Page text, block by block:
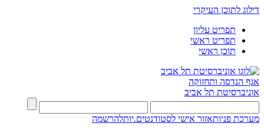
דילוג לתוכן העיקרי
תפריט עליון
תפריט ראשי
תוכן ראשי
אגף הנדסה ותחזוקה
אוניברסיטת תל אביב
מערכת פניותאזור אישי לסטודנטים.יותלהרשמה